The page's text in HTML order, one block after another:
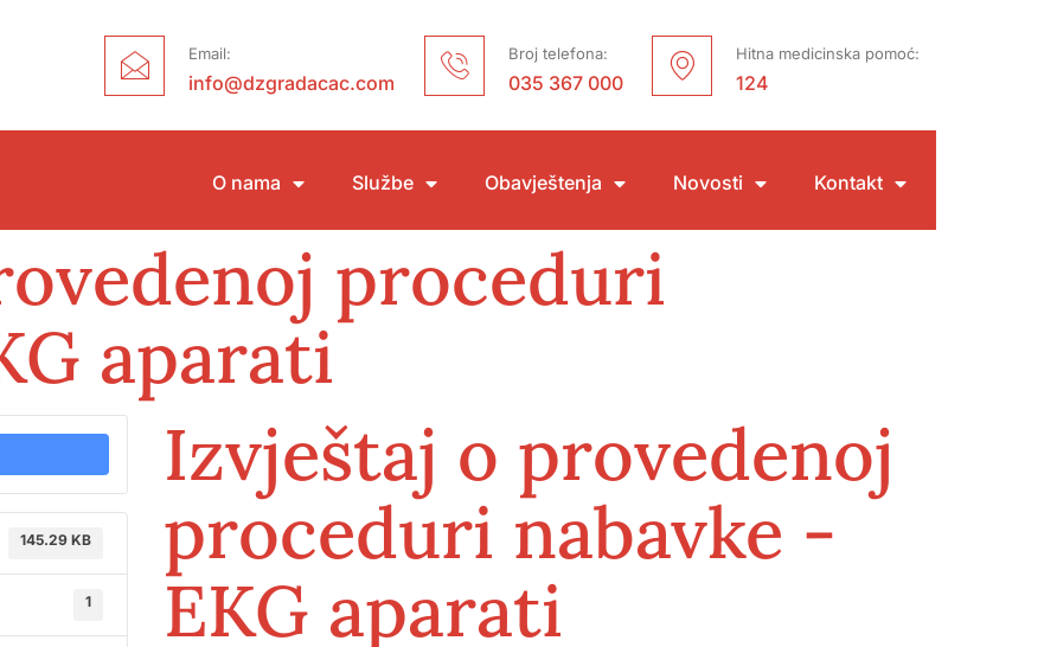
Email:
info@dzgradacac.com
Broj telefona:
035 367 000
Hitna medicinska pomoć:
124
O nama Službe Obavještenja Novosti Kontakt
proceduri
aparati
145.29 KB
1
Izvještaj o provedenoj
proceduri nabavke -
EKG aparati